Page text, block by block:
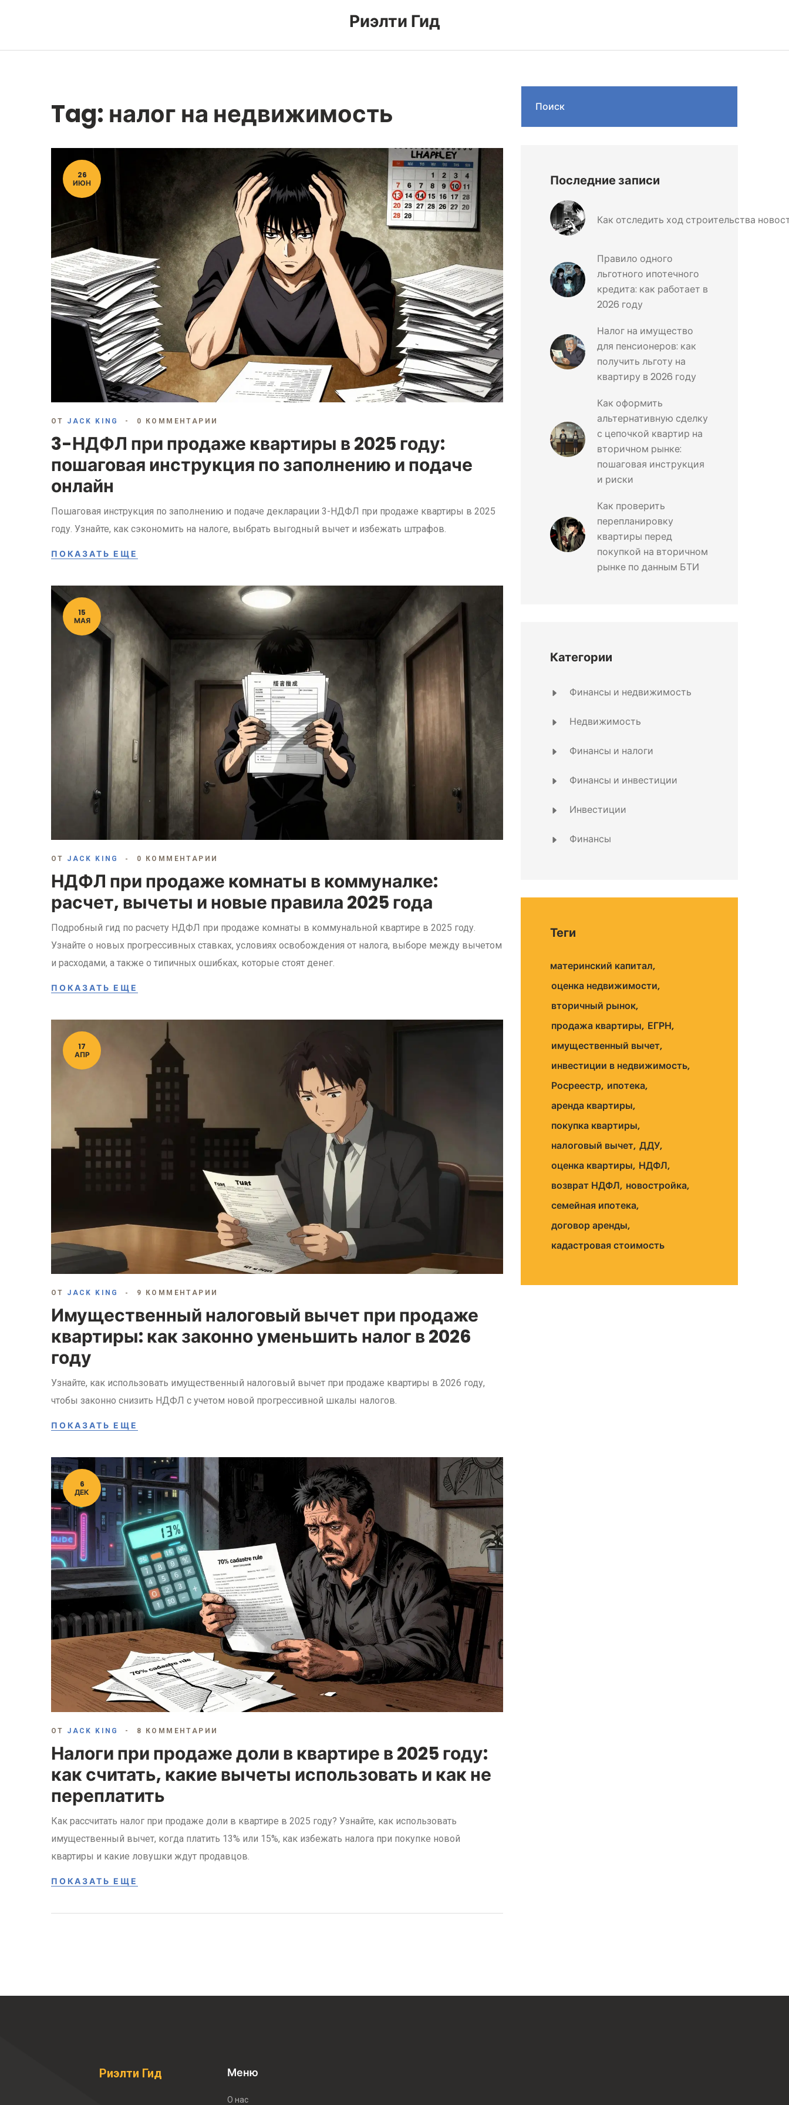
Риэлти Гид
Tag: налог на недвижимость
26
ИЮН
ОТ JACK KING 0 КОММЕНТАРИИ
3-НДФЛ при продаже квартиры в 2025 году:
пошаговая инструкция по заполнению и подаче
онлайн
Пошаговая инструкция по заполнению и подаче декларации 3-НДФЛ при продаже квартиры в 2025
году. Узнайте, как сэкономить на налоге, выбрать выгодный вычет и избежать штрафов.
ПОКАЗАТЬ ЕЩЕ
15
МАЯ
ОТ JACK KING 0 КОММЕНТАРИИ
НДФЛ при продаже комнаты в коммуналке:
расчет, вычеты и новые правила 2025 года
Подробный гид по расчету НДФЛ при продаже комнаты в коммунальной квартире в 2025 году.
Узнайте о новых прогрессивных ставках, условиях освобождения от налога, выборе между вычетом
и расходами, а также о типичных ошибках, которые стоят денег.
ПОКАЗАТЬ ЕЩЕ
17
АПР
ОТ JACK KING 9 КОММЕНТАРИИ
Имущественный налоговый вычет при продаже
квартиры: как законно уменьшить налог в 2026
году
Узнайте, как использовать имущественный налоговый вычет при продаже квартиры в 2026 году,
чтобы законно снизить НДФЛ с учетом новой прогрессивной шкалы налогов.
ПОКАЗАТЬ ЕЩЕ
6
ДЕК
ОТ JACK KING 8 КОММЕНТАРИИ
Налоги при продаже доли в квартире в 2025 году:
как считать, какие вычеты использовать и как не
переплатить
Как рассчитать налог при продаже доли в квартире в 2025 году? Узнайте, как использовать
имущественный вычет, когда платить 13% или 15%, как избежать налога при покупке новой
квартиры и какие ловушки ждут продавцов.
ПОКАЗАТЬ ЕЩЕ
Поиск
Последние записи
Как отследить ход строительства
Правило одного
льготного ипотечного
кредита: как работает в
2026 году
Налог на имущество
для пенсионеров: как
получить льготу на
квартиру в 2026 году
Как оформить
альтернативную сделку
с цепочкой квартир на
вторичном рынке:
пошаговая инструкция
и риски
Как проверить
перепланировку
квартиры перед
покупкой на вторичном
рынке по данным БТИ
Категории
Финансы и недвижимость
Недвижимость
Финансы и налоги
Финансы и инвестиции
Инвестиции
Финансы
Теги
материнский капитал
оценка недвижимости
вторичный рынок
продажа квартиры ЕГРН
имущественный вычет
инвестиции в недвижимость
Росреестр ипотека
аренда квартиры
покупка квартиры
налоговый вычет ДДУ
оценка квартиры НДФЛ
возврат НДФЛ новостройка
семейная ипотека
договор аренды
кадастровая стоимость
Риэлти Гид Меню
О нас